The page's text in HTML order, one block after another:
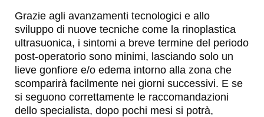
Grazie agli avanzamenti tecnologici e allo
sviluppo di nuove tecniche come la rinoplastica
ultrasuonica, i sintomi a breve termine del periodo
post-operatorio sono minimi, lasciando solo un
lieve gonfiore e/o edema intorno alla zona che
scomparirà facilmente nei giorni successivi. E se
si seguono correttamente le raccomandazioni
dello specialista, dopo pochi mesi si potrà,